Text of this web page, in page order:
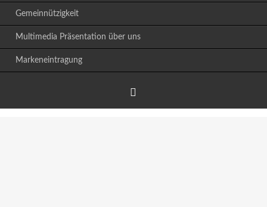
Gemeinnützigkeit
Multimedia Präsentation über uns
Markeneintragung